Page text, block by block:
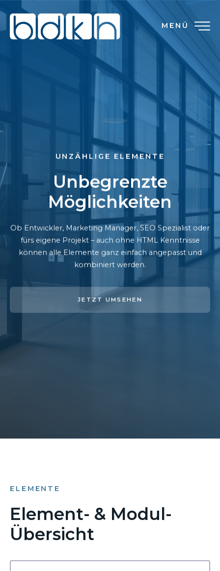
MENÜ
UNZÄHLIGE ELEMENTE
Unbegrenzte
Möglichkeiten
Ob Entwickler, Marketing Manager, SEO Spezialist oder
fürs eigene Projekt – auch ohne HTML Kenntnisse
können alle Elemente ganz einfach angepasst und
kombiniert werden.
JETZT UMSEHEN
ELEMENTE
Element- & Modul-
Übersicht